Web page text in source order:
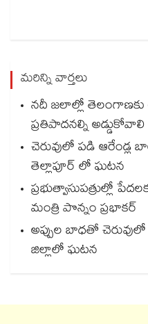
మరిన్ని వార్తలు
నదీ జలాల్లో
ప్రతిపాదనల్ని
చెరువులో పడి ఆరేండ్ల
తెల్లాపూర్ లో ఘటన
ప్రభుత్వాసుపత్రుల్లో
మంత్రి పొన్నం ప్రభాకర్
అప్పుల బాధతో చెరువులో
జిల్లాలో ఘటన